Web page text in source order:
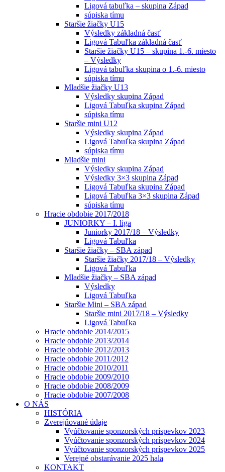
Ligová tabuľka – skupina Západ
súpiska tímu
Staršie žiačky U15
Výsledky základná časť
Ligová Tabuľka základná časť
Staršie žiačky U15 – skupina 1.-6. miesto
– Výsledky
Ligová tabuľka skupina o 1.-6. miesto
súpiska tímu
Mladšie žiačky U13
Výsledky skupina Západ
Ligová Tabuľka skupina Západ
súpiska tímu
Staršie mini U12
Výsledky skupina Západ
Ligová Tabuľka skupina Západ
súpiska tímu
Mladšie mini
Výsledky skupina Západ
Výsledky 3×3 skupina Západ
Ligová Tabuľka skupina Západ
Ligová Tabuľka 3×3 skupina Západ
súpiska tímu
Hracie obdobie 2017/2018
JUNIORKY – I. liga
Juniorky 2017/18 – Výsledky
Ligová Tabuľka
Staršie žiačky – SBA západ
Staršie žiačky 2017/18 – Výsledky
Ligová Tabuľka
Mladšie žiačky – SBA západ
Výsledky
Ligová Tabuľka
Staršie Mini – SBA západ
Staršie mini 2017/18 – Výsledky
Ligová Tabuľka
Hracie obdobie 2014/2015
Hracie obdobie 2013/2014
Hracie obdobie 2012/2013
Hracie obdobie 2011/2012
Hracie obdobie 2010/2011
Hracie obdobie 2009/2010
Hracie obdobie 2008/2009
Hracie obdobie 2007/2008
O NÁS
HISTÓRIA
Zverejňované údaje
Vyúčtovanie sponzorských príspevkov 2023
Vyúčtovanie sponzorských príspevkov 2024
Vyúčtovanie sponzorských príspevkov 2025
Verejné obstarávanie 2025 hala
KONTAKT